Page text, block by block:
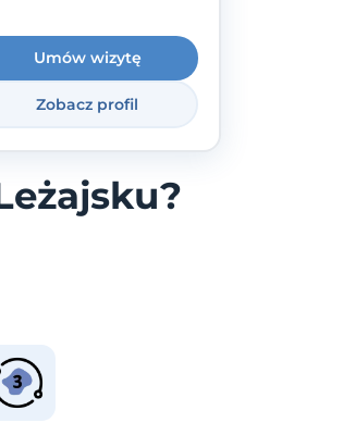
Umów wizytę
Zobacz profil